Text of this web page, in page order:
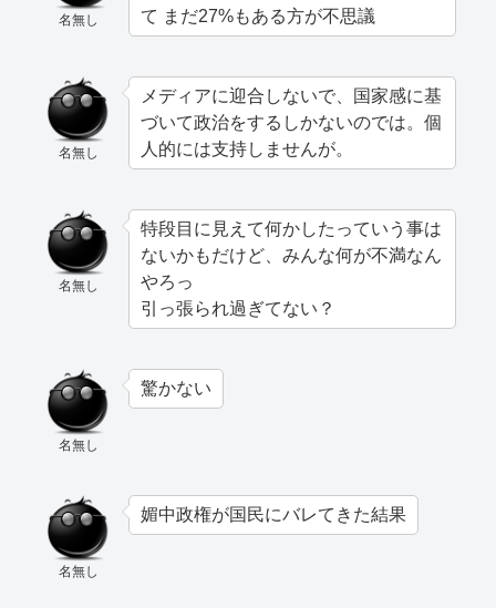
名無し
て まだ27%もある方が不思議
名無し
メディアに迎合しないで、国家感に基
づいて政治をするしかないのでは。個
人的には支持しませんが。
名無し
特段目に見えて何かしたっていう事は
ないかもだけど、みんな何が不満なん
やろっ
引っ張られ過ぎてない？
名無し
驚かない
名無し
媚中政権が国民にバレてきた結果